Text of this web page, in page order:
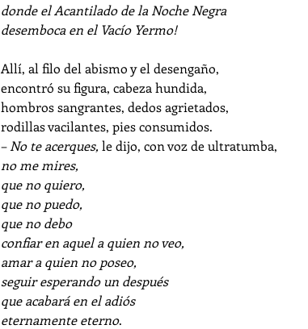
donde el Acantilado de la Noche Negra
desemboca en el Vacío Yermo!
Allí, al filo del abismo y el desengaño,
encontró su figura, cabeza hundida,
hombros sangrantes, dedos agrietados,
rodillas vacilantes, pies consumidos.
– No te acerques, le dijo, con voz de ultratumba,
no me mires,
que no quiero,
que no puedo,
que no debo
confiar en aquel a quien no veo,
amar a quien no poseo,
seguir esperando un después
que acabará en el adiós
eternamente eterno.